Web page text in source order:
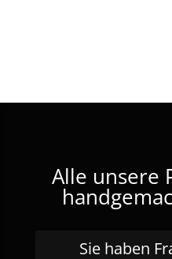
Alle unsere
Sie haben